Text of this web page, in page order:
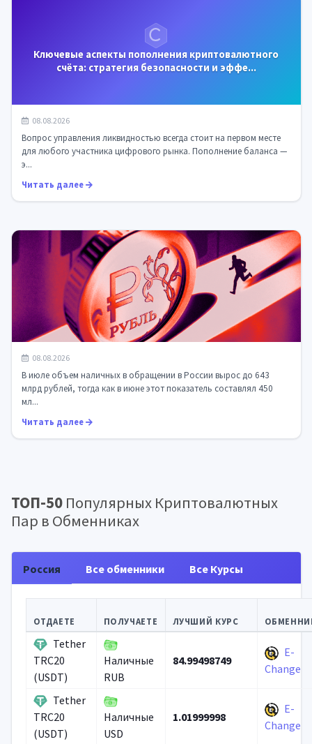
Ключевые аспекты пополнения криптовалютного
счёта: стратегия безопасности и эффе...
08.08.2026
Вопрос управления ликвидностью всегда стоит на первом месте
для любого участника цифрового рынка. Пополнение баланса —
э...
Читать далее
Наличные против цифры: как власти РФ будут
внедрять цифровой рубль на фоне рекор...
08.08.2026
В июле объем наличных в обращении в России вырос до 643
млрд рублей, тогда как в июне этот показатель составлял 450
мл...
Читать далее
ТОП-50Популярных Криптовалютных
Пар в Обменниках
Россия Все обменники Все Курсы
ОТДАЕТЕ ПОЛУЧАЕТЕ ЛУЧШИЙ КУРС
Tether
TRC20
(USDT)
Наличные
RUB
84.99498749
E-
Change
Tether
TRC20
(USDT)
Наличные
USD
1.01999998
E-
Change